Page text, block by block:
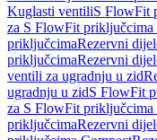
Kuglasti ventiliS FlowFit
za S FlowFit priključcima
priključcimaRezervni
priključcimaRezervni
ventili za ugradnju u zid
ugradnju u zidS FlowFit
za S FlowFit priključcima
priključcimaRezervni